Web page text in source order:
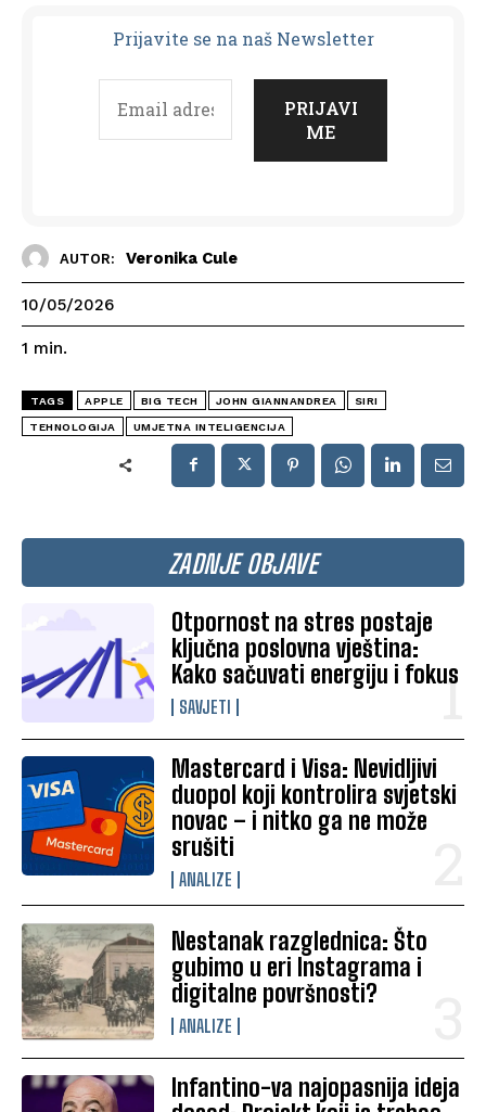
ZADNJE OBJAVE
Otpornost na stres postaje
ključna poslovna vještina:
Kako sačuvati energiju i fokus
SAVJETI
Mastercard i Visa: Nevidljivi
duopol koji kontrolira svjetski
novac – i nitko ga ne može
srušiti
ANALIZE
Nestanak razglednica: Što
gubimo u eri Instagrama i
digitalne površnosti?
ANALIZE
Infantino-va najopasnija ideja
Prijavite se na naš Newsletter
AUTOR: Veronika Cule
10/05/2026
1 min.
TAGS APPLE BIG TECH JOHN GIANNANDREA SIRI
TEHNOLOGIJA UMJETNA INTELIGENCIJA